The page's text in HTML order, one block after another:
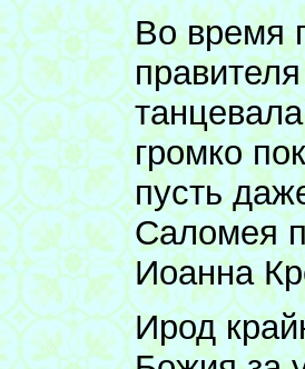
Во время
громко
пусть
Саломея
Иоанна
Ирод